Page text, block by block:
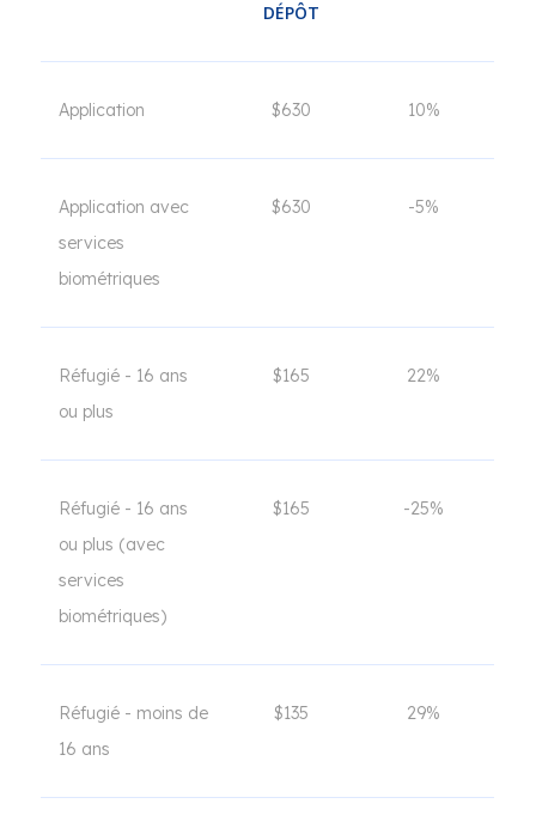
DÉPÔT
Application $630 10%
Application avec
services
biométriques
$630 -5%
Réfugié - 16 ans
ou plus
$165 22%
Réfugié - 16 ans
ou plus (avec
services
biométriques)
$165 -25%
Réfugié - moins de
16 ans
$135 29%